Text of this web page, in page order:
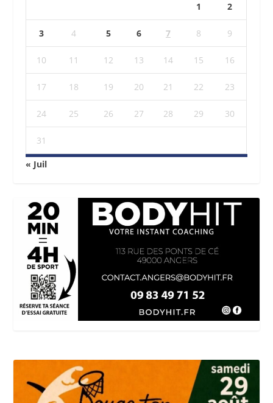
1 2
3 4 5 6 7 8 9
10 11 12 13 14 15 16
17 18 19 20 21 22 23
24 25 26 27 28 29 30
31
« Juil